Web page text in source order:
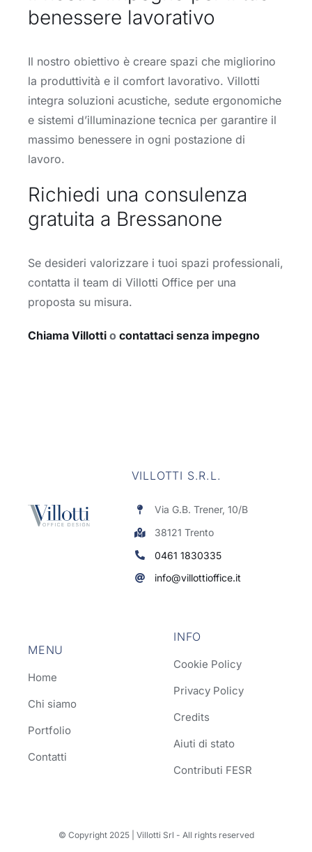
benessere lavorativo
Il nostro obiettivo è creare spazi che migliorino
la produttività e il comfort lavorativo. Villotti
integra soluzioni acustiche, sedute ergonomiche
e sistemi d’illuminazione tecnica per garantire il
massimo benessere in ogni postazione di
lavoro.
Richiedi una consulenza
gratuita a Bressanone
Se desideri valorizzare i tuoi spazi professionali,
contatta il team di Villotti Office per una
proposta su misura.
Chiama Villotti o contattaci senza impegno
VILLOTTI S.R.L.
Via G.B. Trener, 10/B
38121 Trento
0461 1830335
info@villottioffice.it
MENU
Home
Chi siamo
Portfolio
Contatti
INFO
Cookie Policy
Privacy Policy
Credits
Aiuti di stato
Contributi FESR
© Copyright 2025 | Villotti Srl - All rights reserved